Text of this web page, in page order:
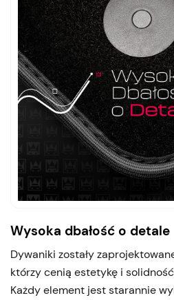
Wysoka dbałość o detale
Dywaniki zostały
którzy cenią estetykę i
Każdy element jest starannie